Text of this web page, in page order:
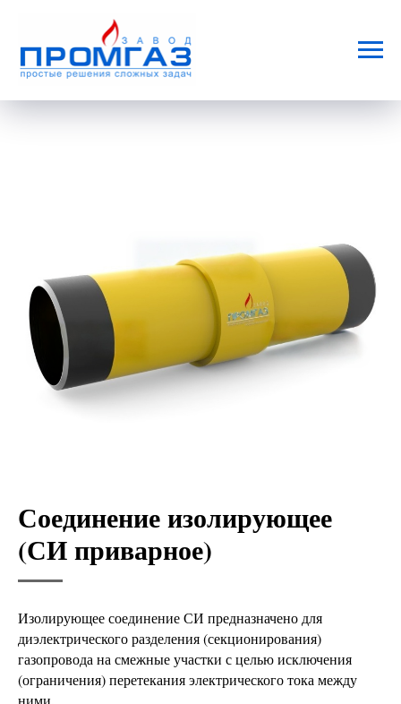
Соединение изолирующее
(СИ приварное)
Изолирующее соединение СИ предназначено для
диэлектрического разделения (секционирования)
газопровода на смежные участки с целью исключения
(ограничения) перетекания электрического тока между